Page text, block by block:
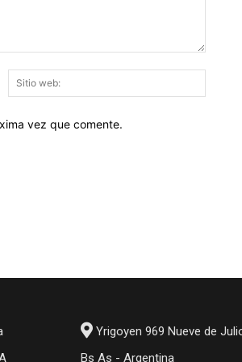
web:
vez que comente.
Yrigoyen 969 Nueve de
Bs As - Argentina